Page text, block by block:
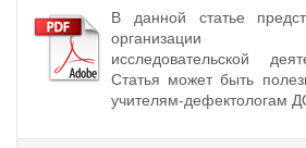
В данной статье
организации
исследовательской
Статья может быть
учителям-дефектологам